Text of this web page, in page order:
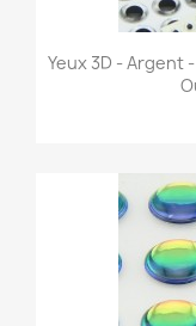
Yeux 3D - Argent -